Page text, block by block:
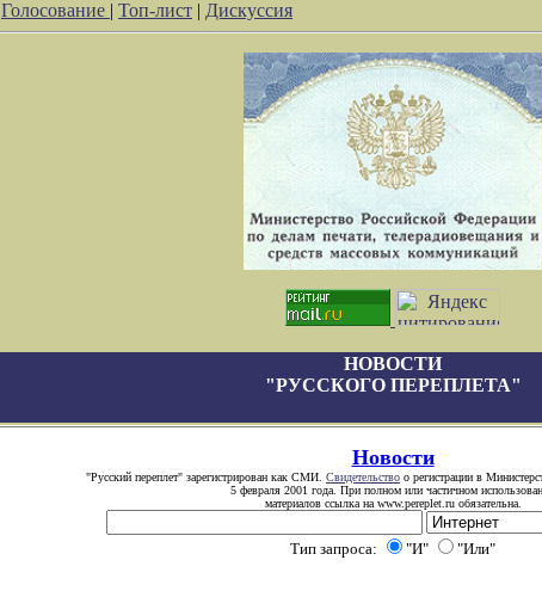
Голосование | Топ-лист | Дискуссия
НОВОСТИ
"РУССКОГО ПЕРЕПЛЕТА"
Новости
"Русский переплет" зарегистрирован как СМИ. Свидетельство о регистрации в
5 февраля 2001 года. При полном или частичном
материалов ссылка на www.pereplet.ru обязательна.
Тип запроса: "И" "Или"